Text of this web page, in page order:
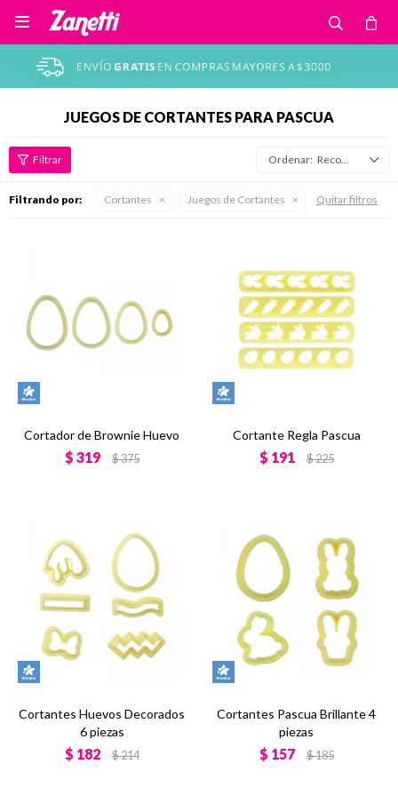

JUEGOS DE CORTANTES PARA PASCUA
Recomendados
Filtrando por: Cortantes Juegos de Cortantes Quitar filtros
Cortador de Brownie Huevo
$ 319 $375
Cortante Regla Pascua
$ 191 $225
Cortantes Huevos Decorados
6 piezas
$ 182 $214
Cortantes Pascua Brillante 4
piezas
$ 157 $185